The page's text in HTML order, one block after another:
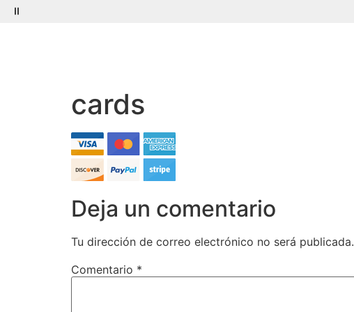
cards
Deja un comentario
Tu dirección de correo electrónico no será publicada.
Comentario *